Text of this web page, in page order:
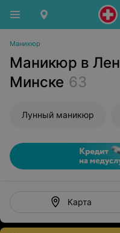
Маникюр
Маникюр в
Минске 63
Лунный маникюр
Карта